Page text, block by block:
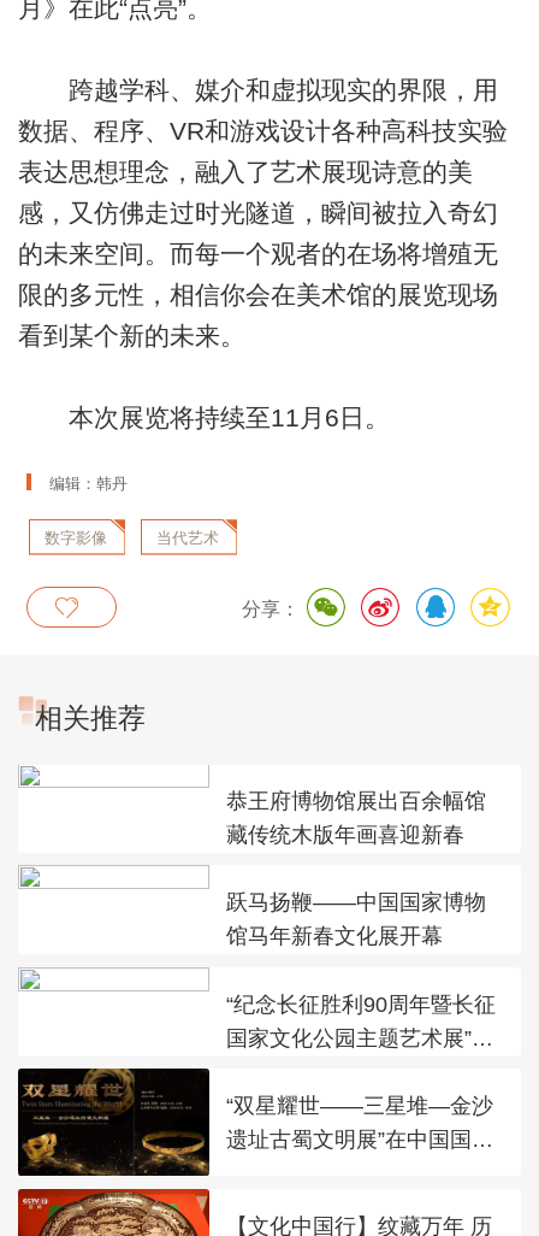
月》在此“点亮”。
跨越学科、媒介和虚拟现实的界限，用
数据、程序、VR和游戏设计各种高科技实验
表达思想理念，融入了艺术展现诗意的美
感，又仿佛走过时光隧道，瞬间被拉入奇幻
的未来空间。而每一个观者的在场将增殖无
限的多元性，相信你会在美术馆的展览现场
看到某个新的未来。
本次展览将持续至11月6日。
编辑：韩丹
数字影像 当代艺术
分享：
相关推荐
恭王府博物馆展出百余幅馆
藏传统木版年画喜迎新春
跃马扬鞭——中国国家博物
馆马年新春文化展开幕
“纪念长征胜利90周年暨长征
国家文化公园主题艺术展”在
“双星耀世——三星堆—金沙
遗址古蜀文明展”在中国国家
【文化中国行】纹藏万年 历